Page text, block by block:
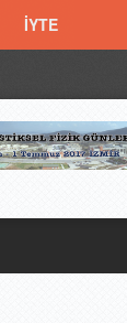
İYTE